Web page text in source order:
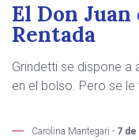
El Don
Rentada
Grindetti se dispone a
en el bolso. Pero se
Carolina Mantegari - 7